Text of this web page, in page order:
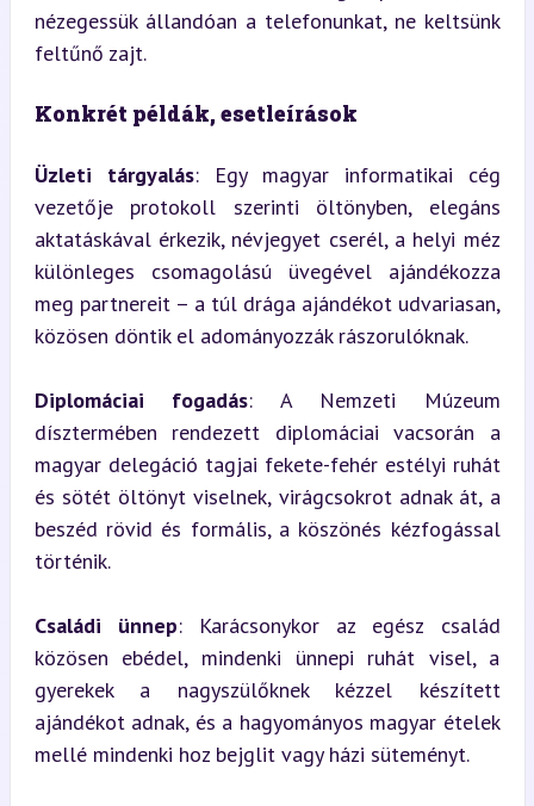
nézegessük állandóan a telefonunkat, ne keltsünk
feltűnő zajt.
Konkrét példák, esetleírások
Üzleti tárgyalás: Egy magyar informatikai cég
vezetője protokoll szerinti öltönyben, elegáns
aktatáskával érkezik, névjegyet cserél, a helyi méz
különleges csomagolású üvegével ajándékozza
meg partnereit – a túl drága ajándékot udvariasan,
közösen döntik el adományozzák rászorulóknak.
Diplomáciai fogadás: A Nemzeti Múzeum
dísztermében rendezett diplomáciai vacsorán a
magyar delegáció tagjai fekete-fehér estélyi ruhát
és sötét öltönyt viselnek, virágcsokrot adnak át, a
beszéd rövid és formális, a köszönés kézfogással
történik.
Családi ünnep: Karácsonykor az egész család
közösen ebédel, mindenki ünnepi ruhát visel, a
gyerekek a nagyszülőknek kézzel készített
ajándékot adnak, és a hagyományos magyar ételek
mellé mindenki hoz bejglit vagy házi süteményt.